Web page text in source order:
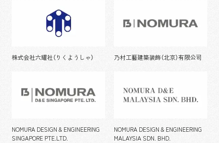
株式会社六耀社（りくようしゃ） 乃村工藝建築装飾（北京）有限公司
NOMURA DESIGN & ENGINEERING
SINGAPORE PTE.LTD.
NOMURA DESIGN & ENGINEERING
MALAYSIA SDN. BHD.